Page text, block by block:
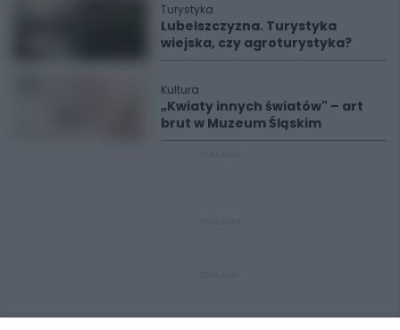
Turystyka
Lubelszczyzna. Turystyka
wiejska, czy agroturystyka?
Kultura
„Kwiaty innych światów" – art
brut w Muzeum Śląskim